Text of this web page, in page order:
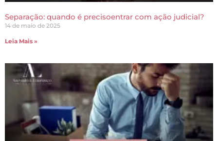
Separação: quando é precisoentrar com ação judicial?
14 de maio de 2025
Leia Mais »